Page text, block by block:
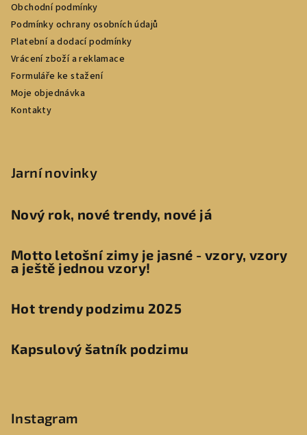
Obchodní podmínky
Podmínky ochrany osobních údajů
Platební a dodací podmínky
Vrácení zboží a reklamace
Formuláře ke stažení
Moje objednávka
Kontakty
Jarní novinky
Nový rok, nové trendy, nové já
Motto letošní zimy je jasné - vzory, vzory
a ještě jednou vzory!
Hot trendy podzimu 2025
Kapsulový šatník podzimu
Instagram